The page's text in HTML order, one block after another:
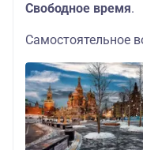
Свободное время.
Самостоятельное